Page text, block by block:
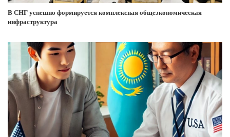
В СНГ успешно формируется комплексная общеэкономическая
инфраструктура